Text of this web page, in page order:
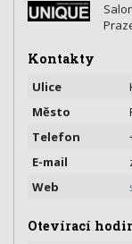
Kontakty
Ulice
Město
Telefon
E-mail
Web
Otevírací